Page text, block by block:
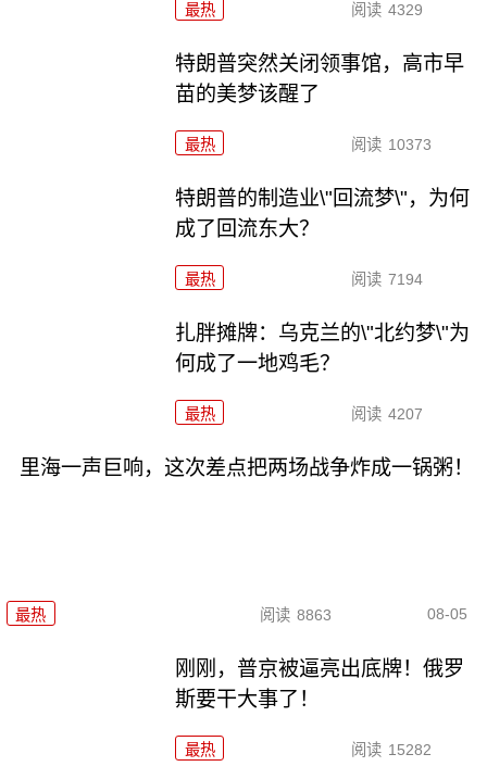
最热 阅读 4329
特朗普突然关闭领事馆，高市早
苗的美梦该醒了
最热 阅读 10373
特朗普的制造业\"回流梦\"，为何
成了回流东大？
最热 阅读 7194
扎胖摊牌：乌克兰的\"北约梦\"为
何成了一地鸡毛？
最热 阅读 4207
里海一声巨响，这次差点把两场战争炸成一锅粥！
最热 阅读 8863 08-05
刚刚，普京被逼亮出底牌！俄罗
斯要干大事了！
最热 阅读 15282